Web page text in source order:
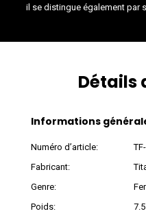
il se distingue également par
Détails
Informations
Numéro d’article:
Fabricant:
Genre:
Poids: